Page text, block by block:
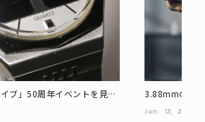
ブ」50周年イベントを見て
展示を公開
3.88mmの薄
ン「エコ・ド
Jun. 13, 2026